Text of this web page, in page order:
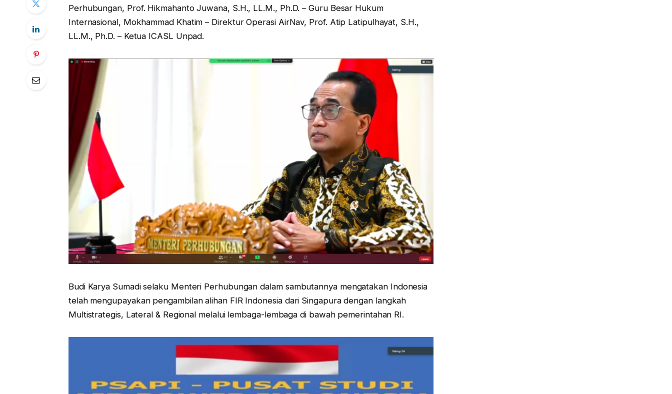
Perhubungan, Prof. Hikmahanto Juwana, S.H., LL.M., Ph.D. – Guru Besar Hukum
Internasional, Mokhammad Khatim – Direktur Operasi AirNav, Prof. Atip Latipulhayat, S.H.,
LL.M., Ph.D. – Ketua ICASL Unpad.
Budi Karya Sumadi selaku Menteri Perhubungan dalam sambutannya mengatakan Indonesia
telah mengupayakan pengambilan alihan FIR Indonesia dari Singapura dengan langkah
Multistrategis, Lateral & Regional melalui lembaga-lembaga di bawah pemerintahan RI.